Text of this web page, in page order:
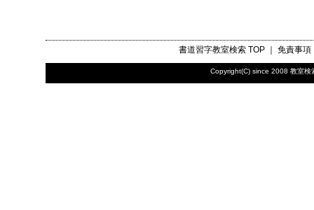
書道習字教室検索TOP ｜ 免責事項
Copyright(C) since 2008 教室検